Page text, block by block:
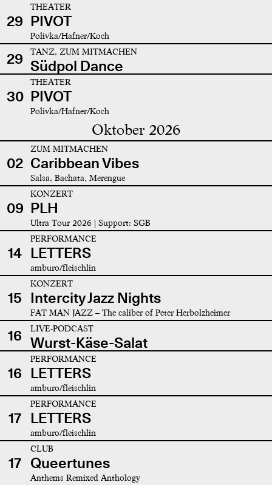
29
THEATER
PIVOT
Polivka/Hafner/Koch
29 TANZ, ZUM MITMACHEN
Südpol Dance
30
THEATER
PIVOT
Polivka/Hafner/Koch
Oktober 2026
02
ZUM MITMACHEN
Caribbean Vibes
Salsa, Bachata, Merengue
09
KONZERT
PLH
Ultra Tour 2026 | Support: SGB
14
PERFORMANCE
LETTERS
amburo/fleischlin
15
KONZERT
Intercity Jazz Nights
FAT MAN JAZZ – The caliber of Peter Herbolzheimer
16 LIVE-PODCAST
Wurst-Käse-Salat
16
PERFORMANCE
LETTERS
amburo/fleischlin
17
PERFORMANCE
LETTERS
amburo/fleischlin
17
CLUB
Queertunes
Anthems Remixed Anthology